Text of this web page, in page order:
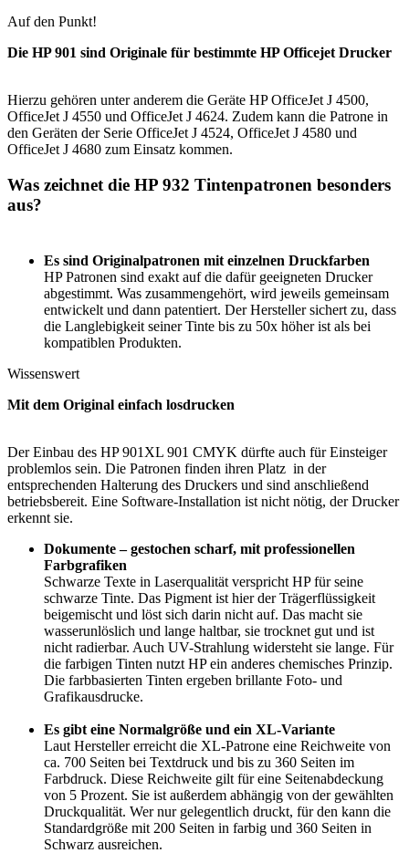
Auf den Punkt!
Die HP 901 sind Originale für bestimmte HP Officejet Drucker
Hierzu gehören unter anderem die Geräte HP OfficeJet J 4500,
OfficeJet J 4550 und OfficeJet J 4624. Zudem kann die Patrone in
den Geräten der Serie OfficeJet J 4524, OfficeJet J 4580 und
OfficeJet J 4680 zum Einsatz kommen.
Was zeichnet die HP 932 Tintenpatronen besonders
aus?
Es sind Originalpatronen mit einzelnen Druckfarben
HP Patronen sind exakt auf die dafür geeigneten Drucker
abgestimmt. Was zusammengehört, wird jeweils gemeinsam
entwickelt und dann patentiert. Der Hersteller sichert zu, dass
die Langlebigkeit seiner Tinte bis zu 50x höher ist als bei
kompatiblen Produkten.
Wissenswert
Mit dem Original einfach losdrucken
Der Einbau des HP 901XL 901 CMYK dürfte auch für Einsteiger
problemlos sein. Die Patronen finden ihren Platz in der
entsprechenden Halterung des Druckers und sind anschließend
betriebsbereit. Eine Software-Installation ist nicht nötig, der Drucker
erkennt sie.
Dokumente – gestochen scharf, mit professionellen
Farbgrafiken
Schwarze Texte in Laserqualität verspricht HP für seine
schwarze Tinte. Das Pigment ist hier der Trägerflüssigkeit
beigemischt und löst sich darin nicht auf. Das macht sie
wasserunlöslich und lange haltbar, sie trocknet gut und ist
nicht radierbar. Auch UV-Strahlung widersteht sie lange. Für
die farbigen Tinten nutzt HP ein anderes chemisches Prinzip.
Die farbbasierten Tinten ergeben brillante Foto- und
Grafikausdrucke.
Es gibt eine Normalgröße und ein XL-Variante
Laut Hersteller erreicht die XL-Patrone eine Reichweite von
ca. 700 Seiten bei Textdruck und bis zu 360 Seiten im
Farbdruck. Diese Reichweite gilt für eine Seitenabdeckung
von 5 Prozent. Sie ist außerdem abhängig von der gewählten
Druckqualität. Wer nur gelegentlich druckt, für den kann die
Standardgröße mit 200 Seiten in farbig und 360 Seiten in
Schwarz ausreichen.